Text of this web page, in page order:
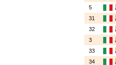
5
31
32
3
33
34